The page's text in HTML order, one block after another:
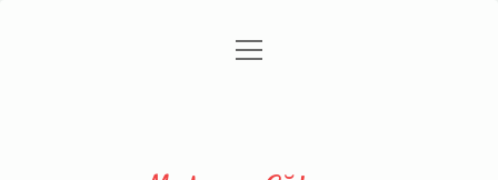
Gizlilik Politikası
menüyü